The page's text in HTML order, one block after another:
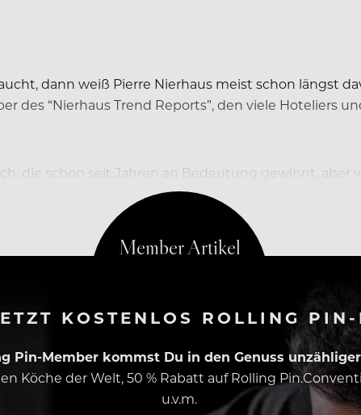
dann weiß Pierre Nierhaus meist schon längst
des “Nierhaus Trend Reports”, den viele Hoteliers
die schon seit Jahren an Bedeutung gewinnt,
KOSTENLOS ROLLING PIN-
Pin-Member kommst Du in den Genuss
Köche der Welt, 50 % Rabatt auf Rolling
u.v.m.